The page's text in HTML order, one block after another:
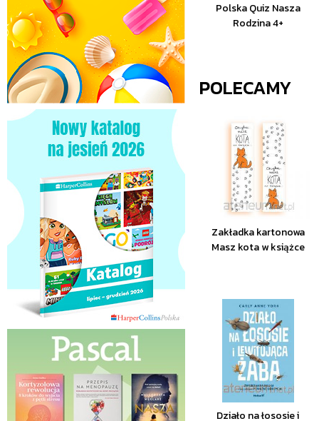
Polska Quiz Nasza
Rodzina 4+
POLECAMY
Zakładka kartonowa
Masz kota w książce
Działo na łososie i